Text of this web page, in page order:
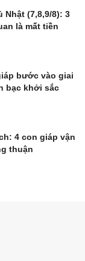
Nhật (7,8,9/8): 3
là mất tiền
bước vào giai
bạc khởi sắc
4 con giáp vận
thuận